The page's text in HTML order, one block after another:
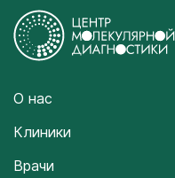
О нас
Клиники
Врачи